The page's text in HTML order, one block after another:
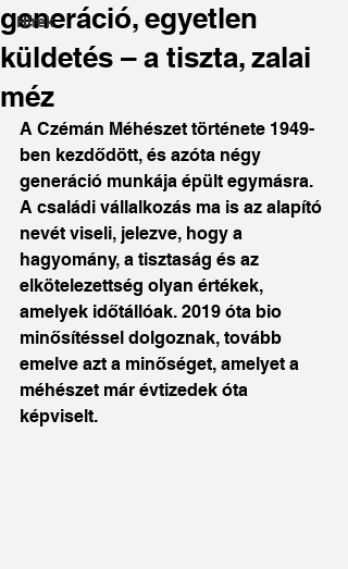
Hírek
generáció, egyetlen
küldetés – a tiszta, zalai
méz
A Czémán Méhészet története 1949-
ben kezdődött, és azóta négy
generáció munkája épült egymásra.
A családi vállalkozás ma is az alapító
nevét viseli, jelezve, hogy a
hagyomány, a tisztaság és az
elkötelezettség olyan értékek,
amelyek időtállóak. 2019 óta bio
minősítéssel dolgoznak, tovább
emelve azt a minőséget, amelyet a
méhészet már évtizedek óta
képviselt.